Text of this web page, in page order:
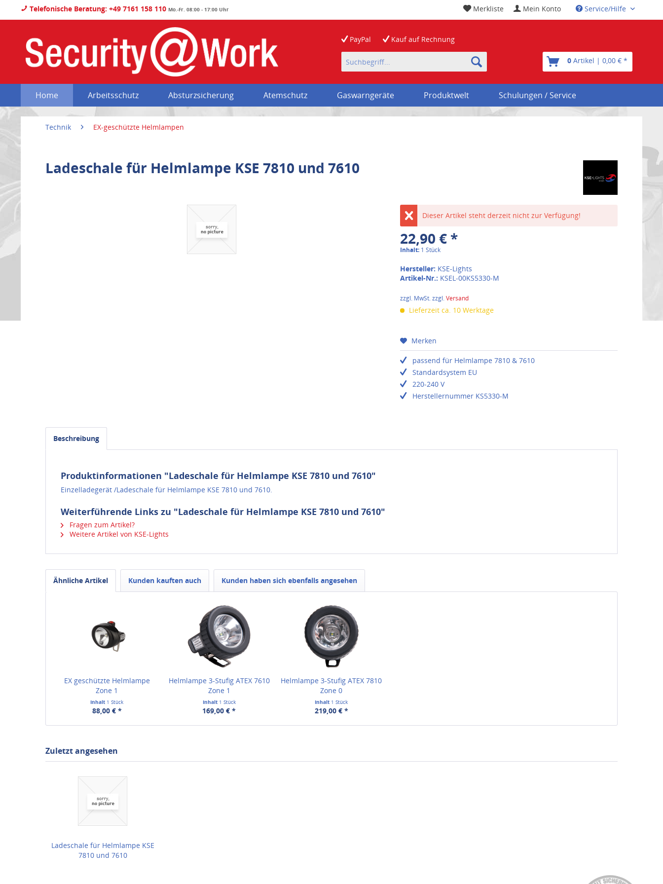
Telefonische Beratung: +49 7161 158 110 Mo.-Fr. 08:00 - 17:00 Uhr Service/Hilfe
Mein Konto
Merkliste
PayPal Kauf auf Rechnung
0 Artikel | 0,00 € *
Home Arbeitsschutz Absturzsicherung Atemschutz Gaswarngeräte Produktwelt Schulungen / Service
Technik EX-geschützte Helmlampen
Ladeschale für Helmlampe KSE 7810 und 7610
Dieser Artikel steht derzeit nicht zur Verfügung!
22,90 € *
Inhalt: 1 Stück
Hersteller: KSE-Lights
Artikel-Nr.: KSEL-00KS5330-M
zzgl. MwSt. zzgl.Versand
Lieferzeit ca. 10 Werktage
Merken
passend für Helmlampe 7810 & 7610
Standardsystem EU
220-240 V
Herstellernummer KS5330-M
Beschreibung
Produktinformationen "Ladeschale für Helmlampe KSE 7810 und 7610"
Einzelladegerät /Ladeschale für Helmlampe KSE 7810 und 7610.
Weiterführende Links zu "Ladeschale für Helmlampe KSE 7810 und 7610"
Fragen zum Artikel?
Weitere Artikel von KSE-Lights
Ähnliche Artikel Kunden kauften auch Kunden haben sich ebenfalls angesehen
EX geschützte Helmlampe
Zone 1
Inhalt 1 Stück
88,00 € *
Helmlampe 3-Stufig ATEX 7610
Zone 1
Inhalt 1 Stück
169,00 € *
Helmlampe 3-Stufig ATEX 7810
Zone 0
Inhalt 1 Stück
219,00 € *
Zuletzt angesehen
Ladeschale für Helmlampe KSE
7810 und 7610